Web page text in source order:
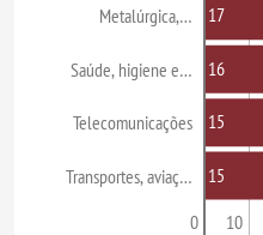
Metalúrgica,…
Saúde, higiene e…
Telecomunicações
Transportes, aviaç…
0 10
17
16
15
15